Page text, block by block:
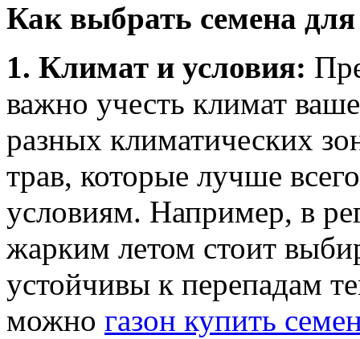
Как выбрать семена для
1. Климат и условия:
важно учесть климат
разных климатических
трав, которые лучше
условиям. Например, в
жарким летом стоит
устойчивы к перепадам
можно газон купить